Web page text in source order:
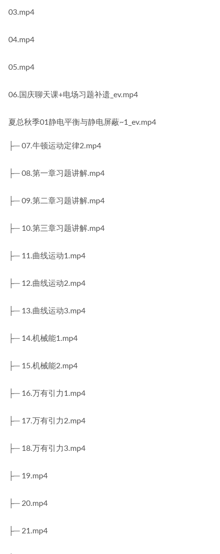
03.mp4
04.mp4
05.mp4
06.国庆聊天课+电场习题补遗_ev.mp4
夏总秋季01静电平衡与静电屏蔽~1_ev.mp4
├─ 07.牛顿运动定律2.mp4
├─ 08.第一章习题讲解.mp4
├─ 09.第二章习题讲解.mp4
├─ 10.第三章习题讲解.mp4
├─ 11.曲线运动1.mp4
├─ 12.曲线运动2.mp4
├─ 13.曲线运动3.mp4
├─ 14.机械能1.mp4
├─ 15.机械能2.mp4
├─ 16.万有引力1.mp4
├─ 17.万有引力2.mp4
├─ 18.万有引力3.mp4
├─ 19.mp4
├─ 20.mp4
├─ 21.mp4